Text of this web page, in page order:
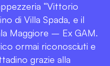
“Vittorio
di Villa Spada, e il
Maggiore – Ex GAM.
ormai riconosciuti e
grazie alla